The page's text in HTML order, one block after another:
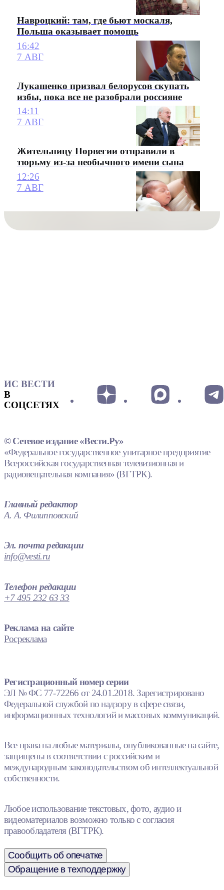
Навроцкий: там, где бьют москаля,
Польша оказывает помощь
16:42
7 АВГ
Лукашенко призвал белорусов скупать
избы, пока все не разобрали россияне
14:11
7 АВГ
Жительницу Норвегии отправили в
тюрьму из-за необычного имени сына
12:26
7 АВГ
ИС ВЕСТИ
В
СОЦСЕТЯХ
© Сетевое издание «Вести.Ру»
«Федеральное государственное унитарное предприятие
Всероссийская государственная телевизионная и
радиовещательная компания» (ВГТРК).
Главный редактор
А. А. Филипповский
Эл. почта редакции
info@vesti.ru
Телефон редакции
+7 495 232 63 33
Реклама на сайте
Росреклама
Регистрационный номер серии
ЭЛ № ФС 77-72266 от 24.01.2018. Зарегистрировано
Федеральной службой по надзору в сфере связи,
информационных технологий и массовых коммуникаций.
Все права на любые материалы, опубликованные на сайте,
защищены в соответствии с российским и
международным законодательством об интеллектуальной
собственности.
Любое использование текстовых, фото, аудио и
видеоматериалов возможно только с согласия
правообладателя (ВГТРК).
Сообщить об опечатке
Обращение в техподдержку